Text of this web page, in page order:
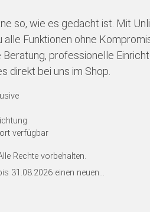
so, wie es gedacht ist. Mit
Funktionen ohne
professionelle
direkt bei uns im Shop.
verfügbar
Rechte vorbehalten.
31.08.2026 einen neuen...